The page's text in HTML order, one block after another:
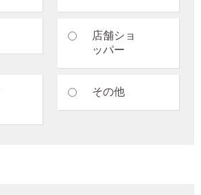
店舗ショ
ッパー
その他